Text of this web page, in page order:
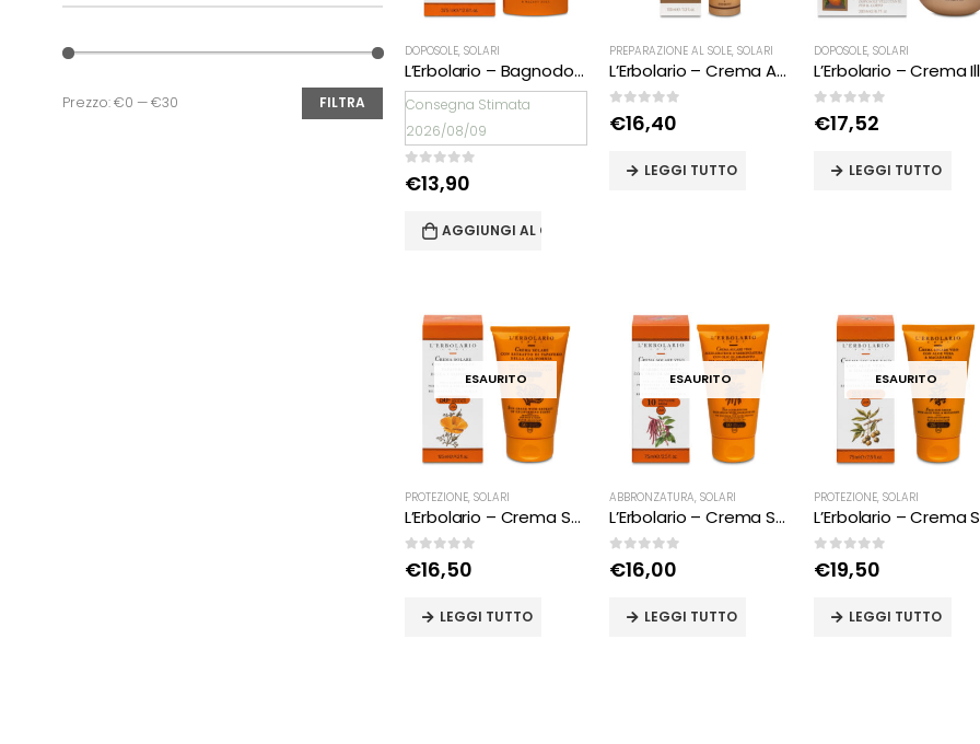
DOPOSOLE, SOLARI
L’Erbolario – Bagnodoccia Doposole
Consegna Stimata
2026/08/09
Su 5
€13,90
AGGIUNGI AL CARRELLO
PREPARAZIONE AL SOLE,SOLARI
L’Erbolario – Crema Autoabbronzante Viso e Corpo
Su 5
€16,40
LEGGI TUTTO
DOPOSOLE,SOLARI
Su 5
€17,52
LEGGI TUTTO
ESAURITO
PROTEZIONE, SOLARI
L’Erbolario – Crema Solare con Estratto di Papavero della California
Su 5
€16,50
LEGGI TUTTO
ESAURITO
ABBRONZATURA,SOLARI
L’Erbolario – Crema Solare Viso Acceleratrice d’abbronzatura all’Olio di Amaranto SPF 10
Su 5
€16,00
LEGGI TUTTO
ESAURITO
PROTEZIONE,SOLARI
Su 5
€19,50
LEGGI TUTTO
FILTRA
Prezzo:€0 —€30